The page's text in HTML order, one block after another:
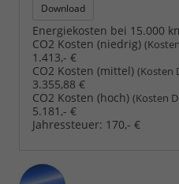
Download
Energiekosten bei 15.000
CO2 Kosten (niedrig)
1.413,- €
CO2 Kosten (mittel) (Kosten
3.355,88 €
CO2 Kosten (hoch) (Kosten
5.181,- €
Jahressteuer: 170,- €